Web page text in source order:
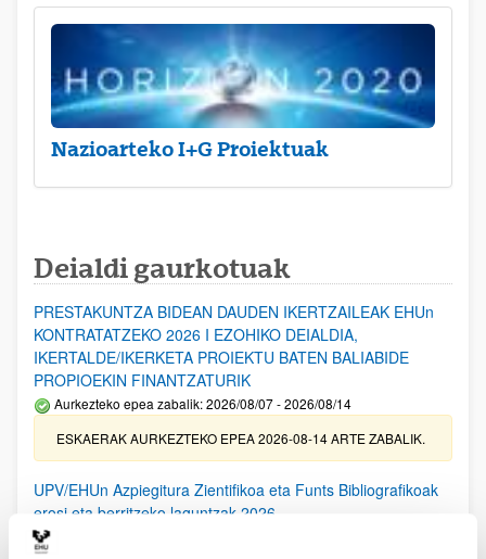
Nazioarteko I+G Proiektuak
Deialdi gaurkotuak
PRESTAKUNTZA BIDEAN DAUDEN IKERTZAILEAK EHUn
KONTRATATZEKO 2026 I EZOHIKO DEIALDIA,
IKERTALDE/IKERKETA PROIEKTU BATEN BALIABIDE
PROPIOEKIN FINANTZATURIK
Aurkezteko epea zabalik: 2026/08/07 - 2026/08/14
ESKAERAK AURKEZTEKO EPEA 2026-08-14 ARTE ZABALIK.
UPV/EHUn Azpiegitura Zientifikoa eta Funts Bibliografikoak
erosi eta berritzeko laguntzak 2026